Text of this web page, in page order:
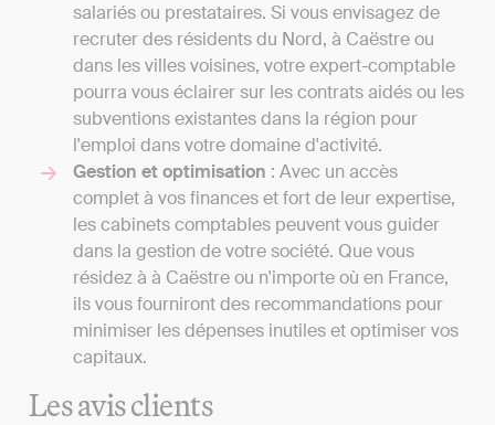
salariés ou prestataires. Si vous envisagez de
recruter des résidents du Nord, à Caëstre ou
dans les villes voisines, votre expert-comptable
pourra vous éclairer sur les contrats aidés ou les
subventions existantes dans la région pour
l'emploi dans votre domaine d'activité.
Gestion et optimisation : Avec un accès
complet à vos finances et fort de leur expertise,
les cabinets comptables peuvent vous guider
dans la gestion de votre société. Que vous
résidez à à Caëstre ou n'importe où en France,
ils vous fourniront des recommandations pour
minimiser les dépenses inutiles et optimiser vos
capitaux.
Les avis clients